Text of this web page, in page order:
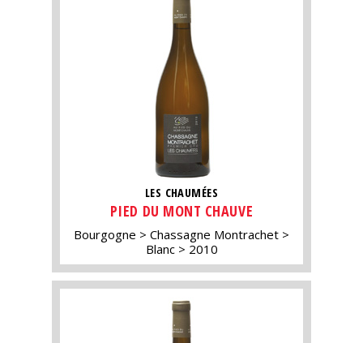
LES CHAUMÉES
PIED DU MONT CHAUVE
Bourgogne
Chassagne Montrachet
Blanc
2010